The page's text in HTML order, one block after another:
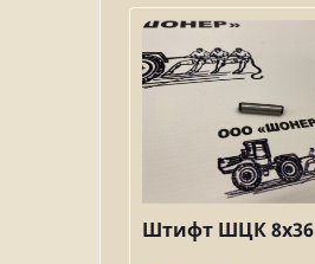
Штифт ШЦК 8х36